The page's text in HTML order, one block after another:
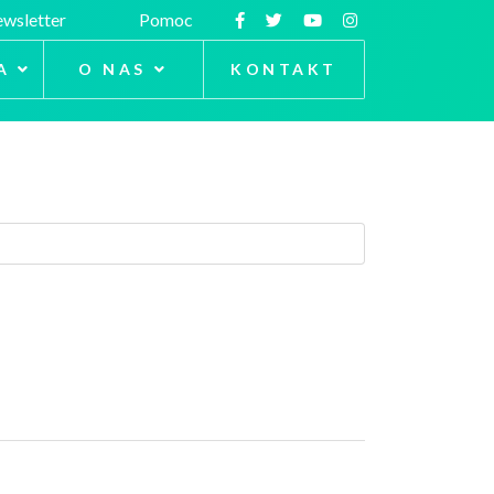
Pomoc
O NAS KONTAKT